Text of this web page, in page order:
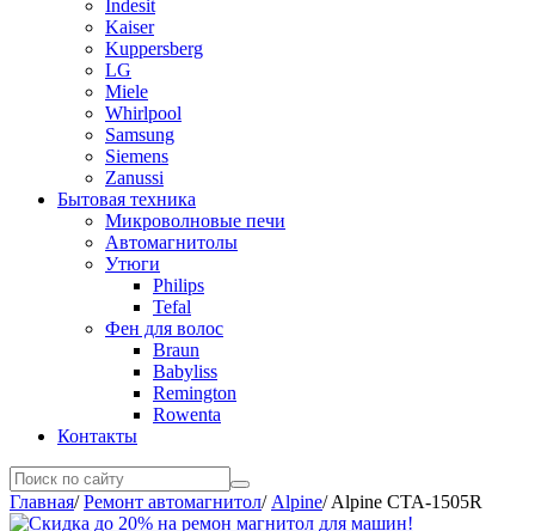
Indesit
Kaiser
Kuppersberg
LG
Miele
Whirlpool
Samsung
Siemens
Zanussi
Бытовая техника
Микроволновые печи
Автомагнитолы
Утюги
Philips
Tefal
Фен для волос
Braun
Babyliss
Remington
Rowenta
Контакты
Главная/Ремонт автомагнитол/ Alpine/Alpine CTA-1505R